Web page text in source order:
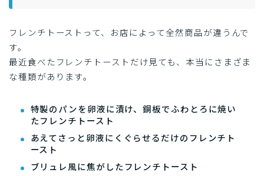
フレンチトーストって、お店によって全然商品が違うんで
す。
最近食べたフレンチトーストだけ見ても、本当にさまざま
な種類があります。
特製のパンを卵液に漬け、銅板でふわとろに焼い
たフレンチトースト
あえてさっと卵液にくぐらせるだけのフレンチト
ースト
ブリュレ風に焦がしたフレンチトースト